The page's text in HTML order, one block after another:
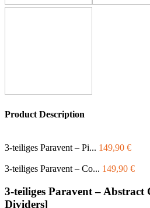
Product Description
3-teiliges Paravent – Pi... 149,90 €
3-teiliges Paravent – Co... 149,90 €
3-teiliges Paravent – Abstract
Dividers]